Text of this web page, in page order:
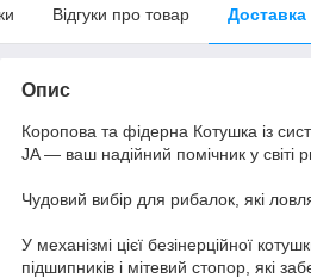
Відгуки про товар Доставка
Опис
Коропова та фідерна Котушка із
JA — ваш надійний помічник у світі
Чудовий вибір для рибалок, які
У механізмі цієї безінерційної
підшипників і мітевий стопор, які